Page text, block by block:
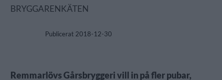
BRYGGARENKÄTEN
Publicerat 2018-12-30
Remmarlövs Gårsbryggeri vill in på fler pubar,